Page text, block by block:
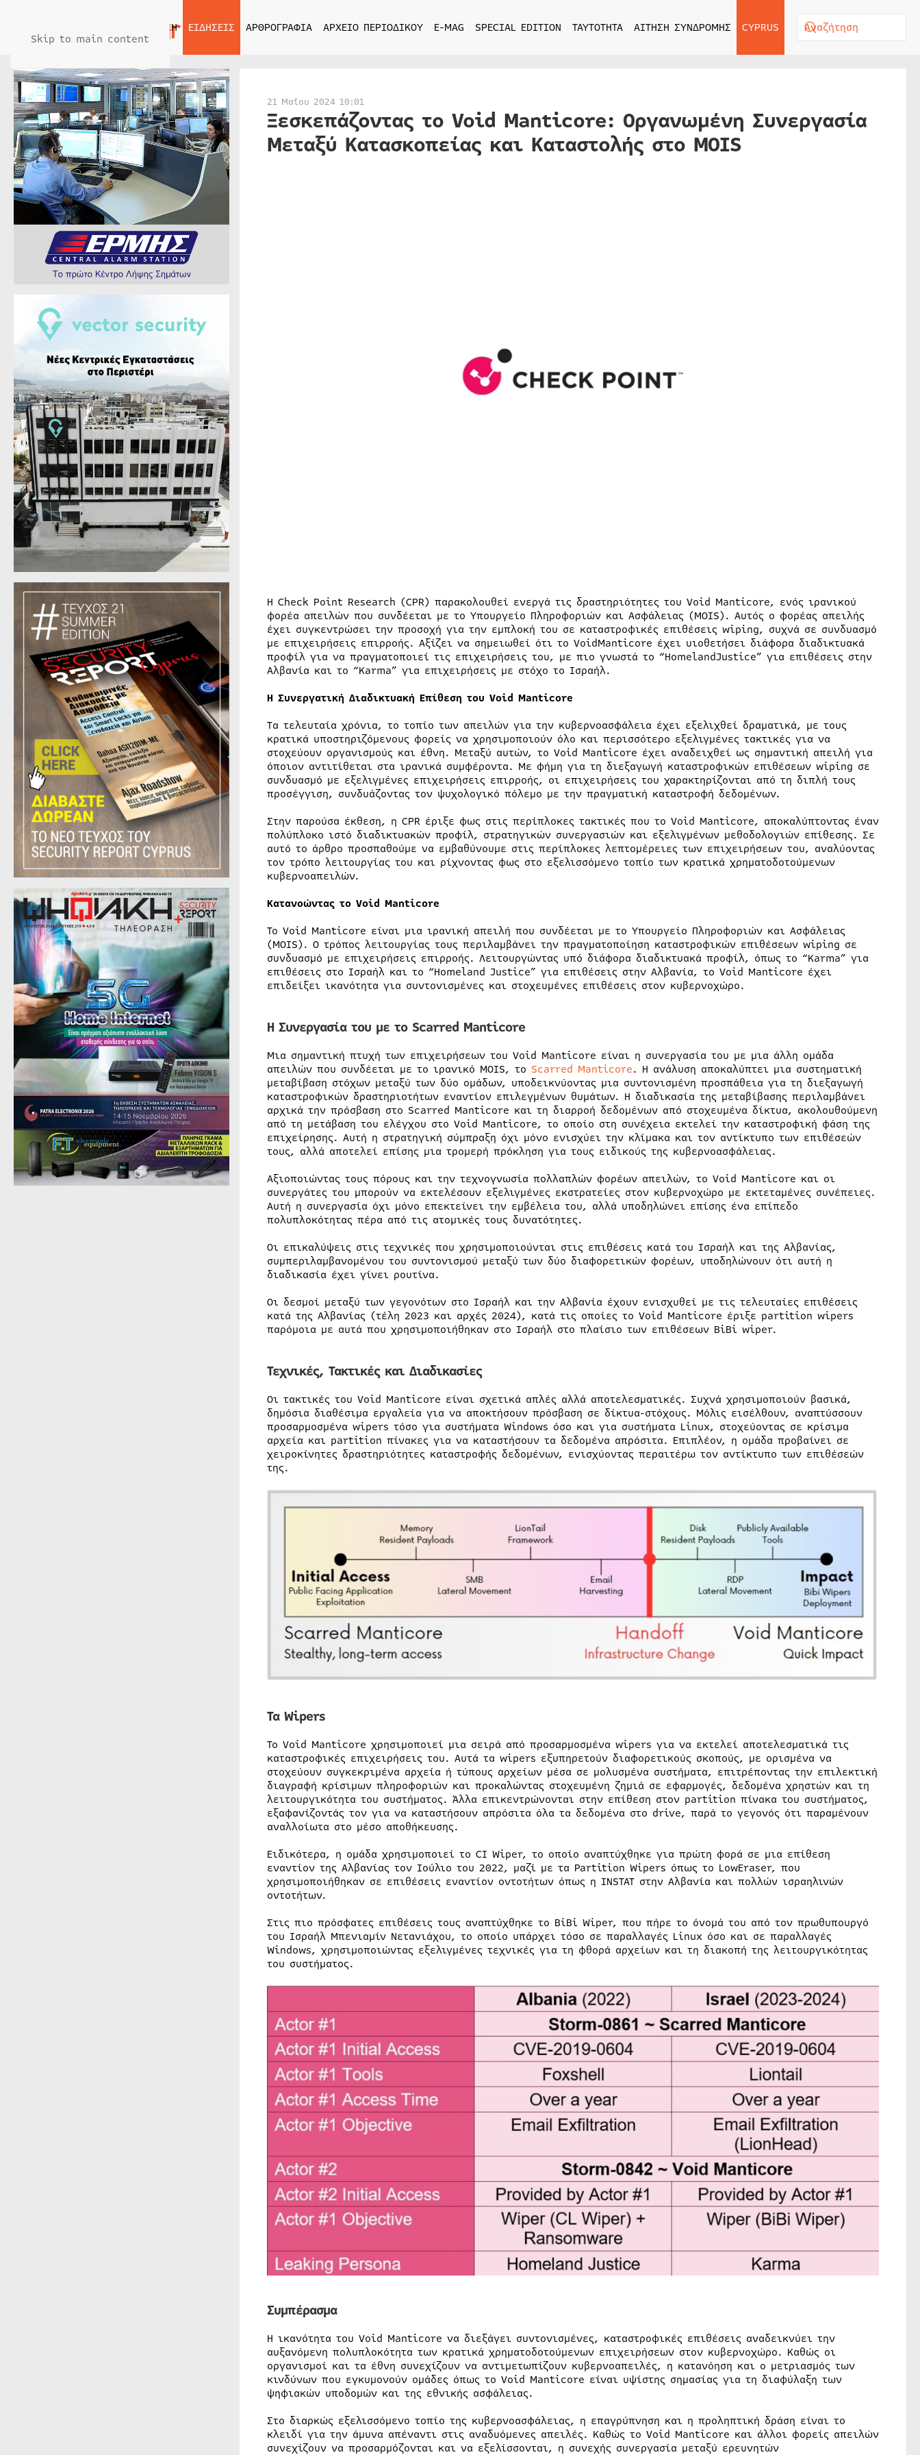
Skip to main content
ΑΡΧΙΚΗ ΕΙΔΗΣΕΙΣ ΑΡΘΡΟΓΡΑΦΙΑ ΑΡΧΕΙΟ ΠΕΡΙΟΔΙΚΟΥ E-MAG SPECIAL EDITION ΤΑΥΤΟΤΗΤΑ ΑΙΤΗΣΗ ΣΥΝΔΡΟΜΗΣ CYPRUS
21 Μαΐου 2024 10:01
Ξεσκεπάζοντας το Void Manticore: Οργανωμένη Συνεργασία
Μεταξύ Κατασκοπείας και Καταστολής στο MOIS
Η Check Point Research (CPR) παρακολουθεί ενεργά τις δραστηριότητες του Void Manticore, ενός ιρανικού
φορέα απειλών που συνδέεται με το Υπουργείο Πληροφοριών και Ασφάλειας (MOIS). Αυτός ο φορέας απειλής
έχει συγκεντρώσει την προσοχή για την εμπλοκή του σε καταστροφικές επιθέσεις wiping, συχνά σε συνδυασμό
με επιχειρήσεις επιρροής. Αξίζει να σημειωθεί ότι το VoidManticore έχει υιοθετήσει διάφορα διαδικτυακά
προφίλ για να πραγματοποιεί τις επιχειρήσεις του, με πιο γνωστά το “HomelandJustice” για επιθέσεις στην
Αλβανία και το “Karma” για επιχειρήσεις με στόχο το Ισραήλ.
Η Συνεργατική Διαδικτυακή Επίθεση του Void Manticore
Τα τελευταία χρόνια, το τοπίο των απειλών για την κυβερνοασφάλεια έχει εξελιχθεί δραματικά, με τους
κρατικά υποστηριζόμενους φορείς να χρησιμοποιούν όλο και περισσότερο εξελιγμένες τακτικές για να
στοχεύουν οργανισμούς και έθνη. Μεταξύ αυτών, το Void Manticore έχει αναδειχθεί ως σημαντική απειλή για
όποιον αντιτίθεται στα ιρανικά συμφέροντα. Με φήμη για τη διεξαγωγή καταστροφικών επιθέσεων wiping σε
συνδυασμό με εξελιγμένες επιχειρήσεις επιρροής, οι επιχειρήσεις του χαρακτηρίζονται από τη διπλή τους
προσέγγιση, συνδυάζοντας τον ψυχολογικό πόλεμο με την πραγματική καταστροφή δεδομένων.
Στην παρούσα έκθεση, η CPR έριξε φως στις περίπλοκες τακτικές που το Void Manticore, αποκαλύπτοντας έναν
πολύπλοκο ιστό διαδικτυακών προφίλ, στρατηγικών συνεργασιών και εξελιγμένων μεθοδολογιών επίθεσης. Σε
αυτό το άρθρο προσπαθούμε να εμβαθύνουμε στις περίπλοκες λεπτομέρειες των επιχειρήσεων του, αναλύοντας
τον τρόπο λειτουργίας του και ρίχνοντας φως στο εξελισσόμενο τοπίο των κρατικά χρηματοδοτούμενων
κυβερνοαπειλών.
Κατανοώντας το Void Manticore
Το Void Manticore είναι μια ιρανική απειλή που συνδέεται με το Υπουργείο Πληροφοριών και Ασφάλειας
(MOIS). Ο τρόπος λειτουργίας τους περιλαμβάνει την πραγματοποίηση καταστροφικών επιθέσεων wiping σε
συνδυασμό με επιχειρήσεις επιρροής. Λειτουργώντας υπό διάφορα διαδικτυακά προφίλ, όπως το “Karma” για
επιθέσεις στο Ισραήλ και το “Homeland Justice” για επιθέσεις στην Αλβανία, το Void Manticore έχει
επιδείξει ικανότητα για συντονισμένες και στοχευμένες επιθέσεις στον κυβερνοχώρο.
Η Συνεργασία του με το Scarred Manticore
Μια σημαντική πτυχή των επιχειρήσεων του Void Manticore είναι η συνεργασία του με μια άλλη ομάδα
απειλών που συνδέεται με το ιρανικό MOIS, το Scarred Manticore. Η ανάλυση αποκαλύπτει μια συστηματική
μεταβίβαση στόχων μεταξύ των δύο ομάδων, υποδεικνύοντας μια συντονισμένη προσπάθεια για τη διεξαγωγή
καταστροφικών δραστηριοτήτων εναντίον επιλεγμένων θυμάτων. Η διαδικασία της μεταβίβασης περιλαμβάνει
αρχικά την πρόσβαση στο Scarred Manticore και τη διαρροή δεδομένων από στοχευμένα δίκτυα, ακολουθούμενη
από τη μετάβαση του ελέγχου στο Void Manticore, το οποίο στη συνέχεια εκτελεί την καταστροφική φάση της
επιχείρησης. Αυτή η στρατηγική σύμπραξη όχι μόνο ενισχύει την κλίμακα και τον αντίκτυπο των επιθέσεών
τους, αλλά αποτελεί επίσης μια τρομερή πρόκληση για τους ειδικούς της κυβερνοασφάλειας.
Αξιοποιώντας τους πόρους και την τεχνογνωσία πολλαπλών φορέων απειλών, το Void Manticore και οι
συνεργάτες του μπορούν να εκτελέσουν εξελιγμένες εκστρατείες στον κυβερνοχώρο με εκτεταμένες συνέπειες.
Αυτή η συνεργασία όχι μόνο επεκτείνει την εμβέλεια του, αλλά υποδηλώνει επίσης ένα επίπεδο
πολυπλοκότητας πέρα από τις ατομικές τους δυνατότητες.
Οι επικαλύψεις στις τεχνικές που χρησιμοποιούνται στις επιθέσεις κατά του Ισραήλ και της Αλβανίας,
συμπεριλαμβανομένου του συντονισμού μεταξύ των δύο διαφορετικών φορέων, υποδηλώνουν ότι αυτή η
διαδικασία έχει γίνει ρουτίνα.
Οι δεσμοί μεταξύ των γεγονότων στο Ισραήλ και την Αλβανία έχουν ενισχυθεί με τις τελευταίες επιθέσεις
κατά της Αλβανίας (τέλη 2023 και αρχές 2024), κατά τις οποίες το Void Manticore έριξε partition wipers
παρόμοια με αυτά που χρησιμοποιήθηκαν στο Ισραήλ στο πλαίσιο των επιθέσεων BiBi wiper.
Τεχνικές, Τακτικές και Διαδικασίες
Οι τακτικές του Void Manticore είναι σχετικά απλές αλλά αποτελεσματικές. Συχνά χρησιμοποιούν βασικά,
δημόσια διαθέσιμα εργαλεία για να αποκτήσουν πρόσβαση σε δίκτυα-στόχους. Μόλις εισέλθουν, αναπτύσσουν
προσαρμοσμένα wipers τόσο για συστήματα Windows όσο και για συστήματα Linux, στοχεύοντας σε κρίσιμα
αρχεία και partition πίνακες για να καταστήσουν τα δεδομένα απρόσιτα. Επιπλέον, η ομάδα προβαίνει σε
χειροκίνητες δραστηριότητες καταστροφής δεδομένων, ενισχύοντας περαιτέρω τον αντίκτυπο των επιθέσεών
της.
Τα Wipers
Το Void Manticore χρησιμοποιεί μια σειρά από προσαρμοσμένα wipers για να εκτελεί αποτελεσματικά τις
καταστροφικές επιχειρήσεις του. Αυτά τα wipers εξυπηρετούν διαφορετικούς σκοπούς, με ορισμένα να
στοχεύουν συγκεκριμένα αρχεία ή τύπους αρχείων μέσα σε μολυσμένα συστήματα, επιτρέποντας την επιλεκτική
διαγραφή κρίσιμων πληροφοριών και προκαλώντας στοχευμένη ζημιά σε εφαρμογές, δεδομένα χρηστών και τη
λειτουργικότητα του συστήματος. Άλλα επικεντρώνονται στην επίθεση στον partition πίνακα του συστήματος,
εξαφανίζοντάς τον για να καταστήσουν απρόσιτα όλα τα δεδομένα στο drive, παρά το γεγονός ότι παραμένουν
αναλλοίωτα στο μέσο αποθήκευσης.
Ειδικότερα, η ομάδα χρησιμοποιεί το CI Wiper, το οποίο αναπτύχθηκε για πρώτη φορά σε μια επίθεση
εναντίον της Αλβανίας τον Ιούλιο του 2022, μαζί με τα Partition Wipers όπως το LowEraser, που
χρησιμοποιήθηκαν σε επιθέσεις εναντίον οντοτήτων όπως η INSTAT στην Αλβανία και πολλών ισραηλινών
οντοτήτων.
Στις πιο πρόσφατες επιθέσεις τους αναπτύχθηκε το BiBi Wiper, που πήρε το όνομά του από τον πρωθυπουργό
του Ισραήλ Μπενιαμίν Νετανιάχου, το οποίο υπάρχει τόσο σε παραλλαγές Linux όσο και σε παραλλαγές
Windows, χρησιμοποιώντας εξελιγμένες τεχνικές για τη φθορά αρχείων και τη διακοπή της λειτουργικότητας
του συστήματος.
Συμπέρασμα
Η ικανότητα του Void Manticore να διεξάγει συντονισμένες, καταστροφικές επιθέσεις αναδεικνύει την
αυξανόμενη πολυπλοκότητα των κρατικά χρηματοδοτούμενων επιχειρήσεων στον κυβερνοχώρο. Καθώς οι
οργανισμοί και τα έθνη συνεχίζουν να αντιμετωπίζουν κυβερνοαπειλές, η κατανόηση και ο μετριασμός των
κινδύνων που εγκυμονούν ομάδες όπως το Void Manticore είναι υψίστης σημασίας για τη διαφύλαξη των
ψηφιακών υποδομών και της εθνικής ασφάλειας.
Στο διαρκώς εξελισσόμενο τοπίο της κυβερνοασφάλειας, η επαγρύπνηση και η προληπτική δράση είναι το
κλειδί για την άμυνα απέναντι στις αναδυόμενες απειλές. Καθώς το Void Manticore και άλλοι φορείς απειλών
συνεχίζουν να προσαρμόζονται και να εξελίσσονται, η συνεχής συνεργασία μεταξύ ερευνητών